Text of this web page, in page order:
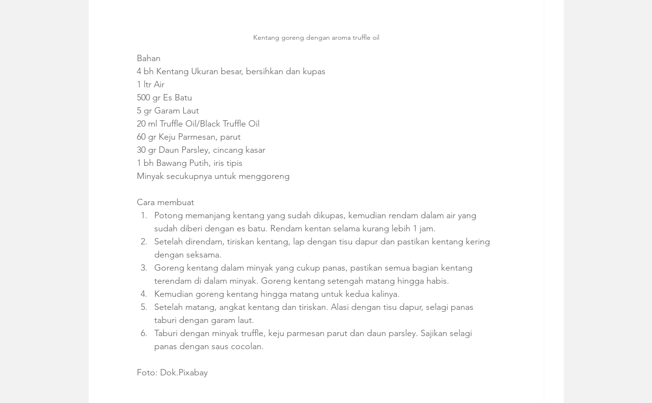
Kentang goreng dengan aroma truffle oil
Bahan
4 bh Kentang Ukuran besar, bersihkan dan kupas
1 ltr Air
500 gr Es Batu
5 gr Garam Laut
20 ml Truffle Oil/Black Truffle Oil
60 gr Keju Parmesan, parut
30 gr Daun Parsley, cincang kasar
1 bh Bawang Putih, iris tipis
Minyak secukupnya untuk menggoreng
Cara membuat
Potong memanjang kentang yang sudah dikupas, kemudian rendam dalam air yang
sudah diberi dengan es batu. Rendam kentan selama kurang lebih 1 jam.
Setelah direndam, tiriskan kentang, lap dengan tisu dapur dan pastikan kentang kering
dengan seksama.
Goreng kentang dalam minyak yang cukup panas, pastikan semua bagian kentang
terendam di dalam minyak. Goreng kentang setengah matang hingga habis.
Kemudian goreng kentang hingga matang untuk kedua kalinya.
Setelah matang, angkat kentang dan tiriskan. Alasi dengan tisu dapur, selagi panas
taburi dengan garam laut.
Taburi dengan minyak truffle, keju parmesan parut dan daun parsley. Sajikan selagi
panas dengan saus cocolan.
Foto: Dok.Pixabay